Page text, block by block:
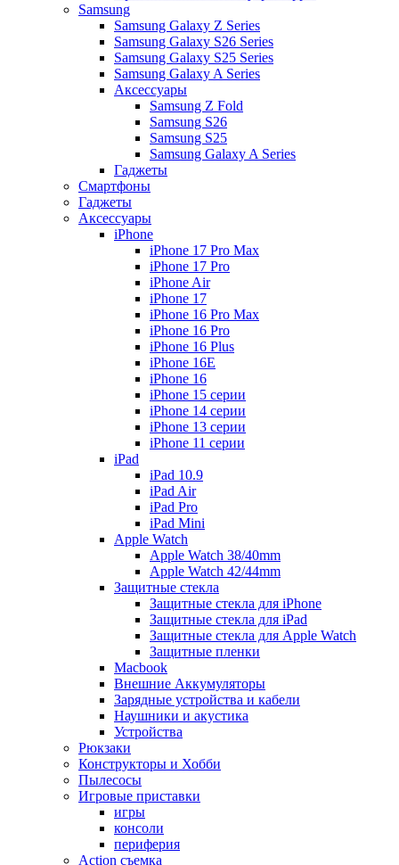
Samsung
Samsung Galaxy Z Series
Samsung Galaxy S26 Series
Samsung Galaxy S25 Series
Samsung Galaxy A Series
Аксессуары
Samsung Z Fold
Samsung S26
Samsung S25
Samsung Galaxy A Series
Гаджеты
Смартфоны
Гаджеты
Аксессуары
iPhone
iPhone 17 Pro Max
iPhone 17 Pro
iPhone Air
iPhone 17
iPhone 16 Pro Max
iPhone 16 Pro
iPhone 16 Plus
iPhone 16E
iPhone 16
iPhone 15 серии
iPhone 14 серии
iPhone 13 серии
iPhone 11 серии
iPad
iPad 10.9
iPad Air
iPad Pro
iPad Mini
Apple Watch
Apple Watch 38/40mm
Apple Watch 42/44mm
Защитные стекла
Защитные стекла для iPhone
Защитные стекла для iPad
Защитные стекла для Apple Watch
Защитные пленки
Macbook
Внешние Аккумуляторы
Зарядные устройства и кабели
Наушники и акустика
Устройства
Рюкзаки
Конструкторы и Хобби
Пылесосы
Игровые приставки
игры
консоли
периферия
Action съемка